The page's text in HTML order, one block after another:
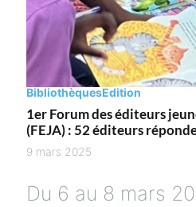
BibliothèquesEdition
1er Forum des éditeurs
(FEJA) : 52 éditeurs
9 mars 2025
Du 6 au 8 mars